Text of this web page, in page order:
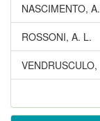
NASCIMENTO,
ROSSONI, A. L.